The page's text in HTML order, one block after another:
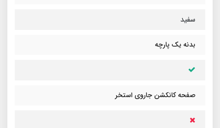
سفید
بدنه یک پارچه
صفحه کانکشن جاروی استخر